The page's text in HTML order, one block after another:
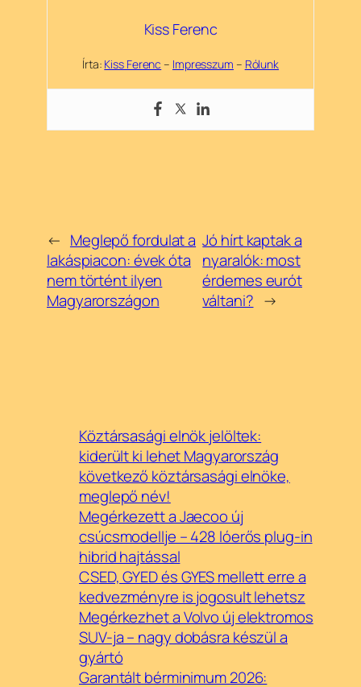
Kiss Ferenc
Írta: Kiss Ferenc – Impresszum – Rólunk
← Meglepő fordulat a
lakáspiacon: évek óta
nem történt ilyen
Magyarországon
Jó hírt kaptak a
nyaralók: most
érdemes eurót
váltani? →
Köztársasági elnök jelöltek:
kiderült ki lehet Magyarország
következő köztársasági elnöke,
meglepő név!
Megérkezett a Jaecoo új
csúcsmodellje – 428 lóerős plug-in
hibrid hajtással
CSED, GYED és GYES mellett erre a
kedvezményre is jogosult lehetsz
Megérkezhet a Volvo új elektromos
SUV-ja – nagy dobásra készül a
gyártó
Garantált bérminimum 2026: